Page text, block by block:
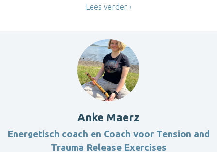
Lees verder
Anke Maerz
Energetisch coach en Coach voor Tension and
Trauma Release Exercises